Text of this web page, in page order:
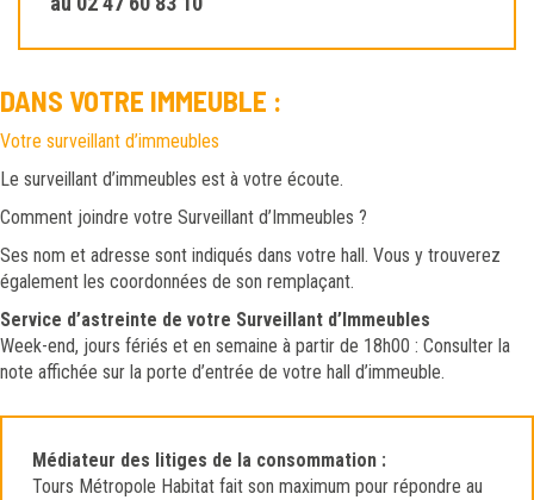
DANS VOTRE IMMEUBLE :
Votre surveillant d’immeubles
Le surveillant d’immeubles est à votre écoute.
Comment joindre votre Surveillant d’Immeubles ?
Ses nom et adresse sont indiqués dans votre hall. Vous y trouverez
également les coordonnées de son remplaçant.
Service d’astreinte de votre Surveillant d’Immeubles
Week-end, jours fériés et en semaine à partir de 18h00 : Consulter la
note affichée sur la porte d’entrée de votre hall d’immeuble.
Médiateur des litiges de la consommation :
Tours Métropole Habitat fait son maximum pour répondre au